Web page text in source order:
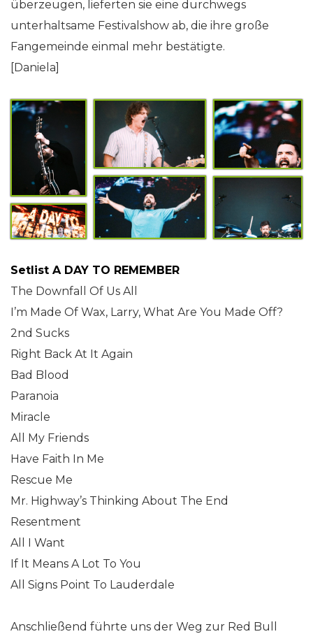
überzeugen, lieferten sie eine durchwegs
unterhaltsame Festivalshow ab, die ihre große
Fangemeinde einmal mehr bestätigte.
[Daniela]
Setlist A DAY TO REMEMBER
The Downfall Of Us All
I’m Made Of Wax, Larry, What Are You Made Off?
2nd Sucks
Right Back At It Again
Bad Blood
Paranoia
Miracle
All My Friends
Have Faith In Me
Rescue Me
Mr. Highway’s Thinking About The End
Resentment
All I Want
If It Means A Lot To You
All Signs Point To Lauderdale
Anschließend führte uns der Weg zur Red Bull